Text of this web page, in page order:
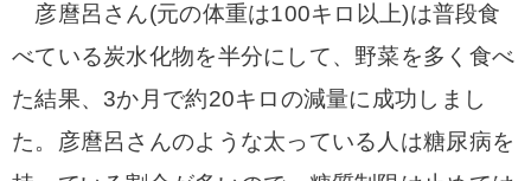
彦麿呂さん(元の体重は100キロ以上)は普段食
べている炭水化物を半分にして、野菜を多く食べ
た結果、3か月で約20キロの減量に成功しまし
た。
彦麿呂さんのような太っている人は糖尿病を